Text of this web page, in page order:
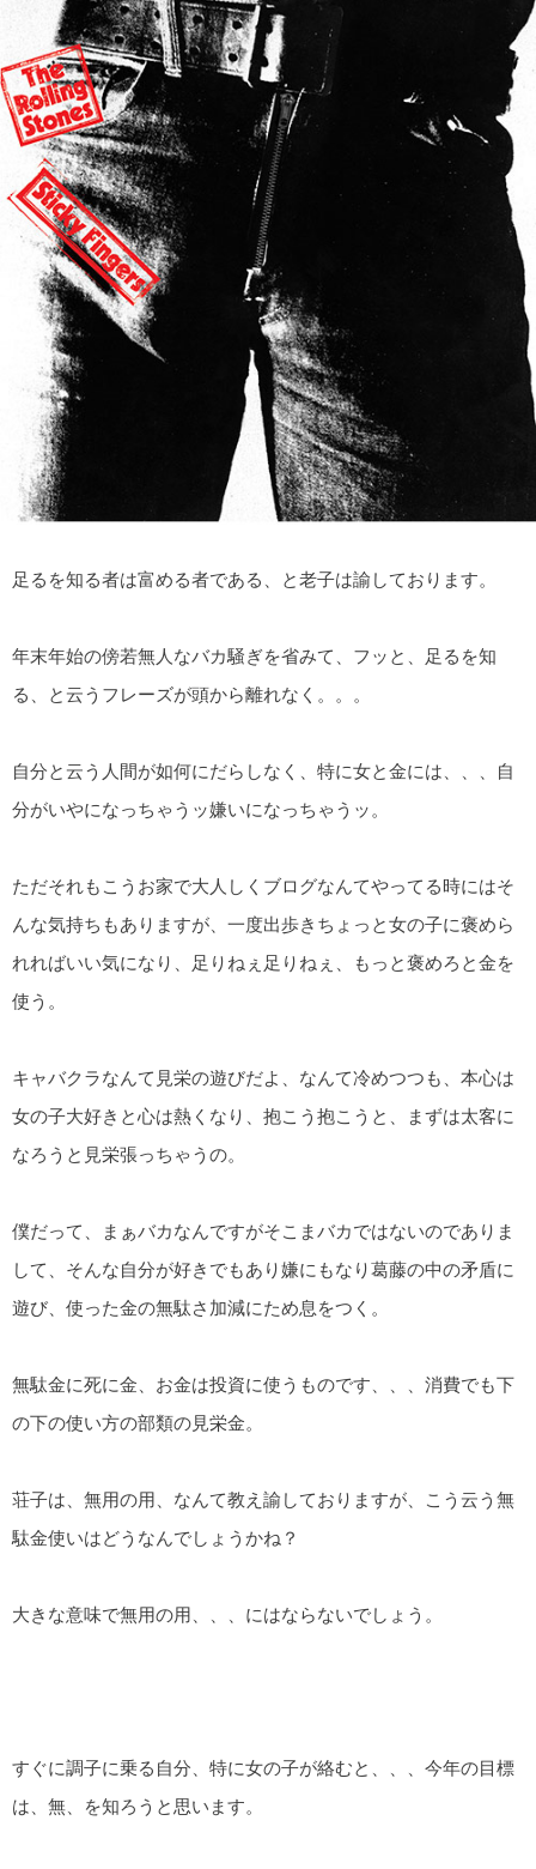
足るを知る者は富める者である、と老子は諭しております。
年末年始の傍若無人なバカ騒ぎを省みて、フッと、足るを知
る、と云うフレーズが頭から離れなく。。。
自分と云う人間が如何にだらしなく、特に女と金には、、、自
分がいやになっちゃうッ嫌いになっちゃうッ。
ただそれもこうお家で大人しくブログなんてやってる時にはそ
んな気持ちもありますが、一度出歩きちょっと女の子に褒めら
れればいい気になり、足りねぇ足りねぇ、もっと褒めろと金を
使う。
キャバクラなんて見栄の遊びだよ、なんて冷めつつも、本心は
女の子大好きと心は熱くなり、抱こう抱こうと、まずは太客に
なろうと見栄張っちゃうの。
僕だって、まぁバカなんですがそこまバカではないのでありま
して、そんな自分が好きでもあり嫌にもなり葛藤の中の矛盾に
遊び、使った金の無駄さ加減にため息をつく。
無駄金に死に金、お金は投資に使うものです、、、消費でも下
の下の使い方の部類の見栄金。
荘子は、無用の用、なんて教え諭しておりますが、こう云う無
駄金使いはどうなんでしょうかね？
大きな意味で無用の用、、、にはならないでしょう。
すぐに調子に乗る自分、特に女の子が絡むと、、、今年の目標
は、無、を知ろうと思います。